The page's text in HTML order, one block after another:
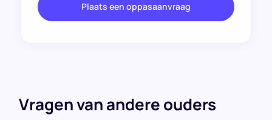
Plaats een oppasaanvraag
Vragen van andere ouders